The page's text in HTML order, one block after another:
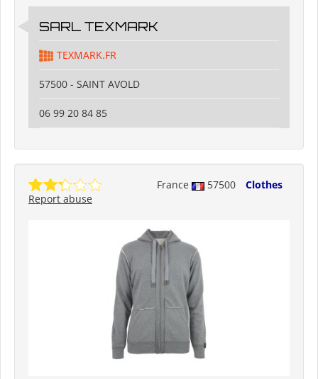
SARL TEXMARK
TEXMARK.FR
57500 - SAINT AVOLD
06 99 20 84 85
France 57500
Clothes
Report abuse